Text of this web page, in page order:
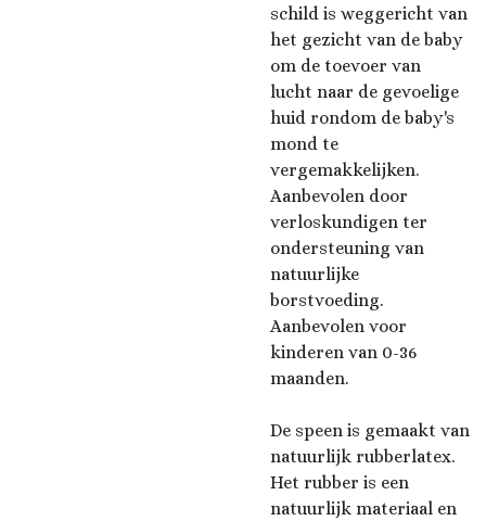
schild is weggericht van
het gezicht van de baby
om de toevoer van
lucht naar de gevoelige
huid rondom de baby's
mond te
vergemakkelijken.
Aanbevolen door
verloskundigen ter
ondersteuning van
natuurlijke
borstvoeding.
Aanbevolen voor
kinderen van 0-36
maanden.
De speen is gemaakt van
natuurlijk rubberlatex.
Het rubber is een
natuurlijk materiaal en